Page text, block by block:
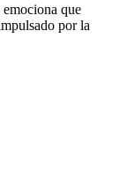
que
por la